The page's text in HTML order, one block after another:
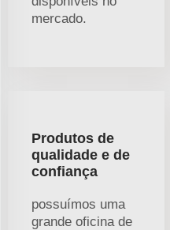
mercado.
Produtos de
qualidade e de
confiança
possuímos uma
grande oficina de